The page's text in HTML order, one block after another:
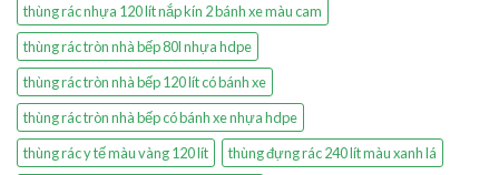
thùng rác nhựa 120 lít nắp kín 2 bánh xe màu cam
thùng rác tròn nhà bếp 80l nhựa hdpe
thùng rác tròn nhà bếp 120 lít có bánh xe
thùng rác tròn nhà bếp có bánh xe nhựa hdpe
thùng rác y tế màu vàng 120 lít
thùng đựng rác 240 lít màu xanh lá